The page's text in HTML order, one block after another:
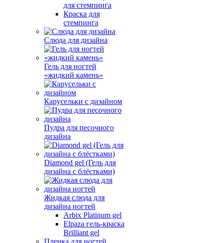
для стемпинга
Краска для
стемпинга
Слюда для дизайна
Гель для ногтей
«жидкий камень»
Карусельки с дизайном
Пудра для песочного
дизайна
Diamond gel (Гель для
дизайна с блёстками)
Жидкая слюда для
дизайна ногтей
Arbix Platinum gel
Elpaza гель-краска
Brilliant gel
Пленка для ногтей